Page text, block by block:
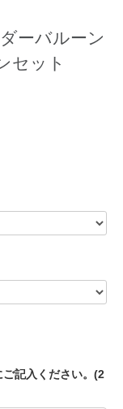
ーバルーン
セット
記入ください。(2